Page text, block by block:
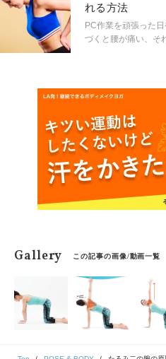
れる方法
PC作業を頑張った
づくと腰が痛い、そ
ザ・ロウィッツ先生
Gallery この記事の画像/動画一覧